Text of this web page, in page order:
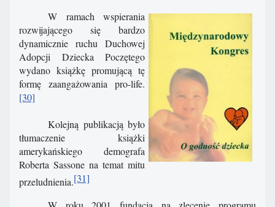
W ramach wspierania
rozwijającego się bardzo
dynamicznie ruchu Duchowej
Adopcji Dziecka Poczętego
wydano książkę promującą tę
formę zaangażowania pro-life.
[30]
Kolejną publikacją było
tłumaczenie książki
amerykańskiego demografa
Roberta Sassone na temat mitu
przeludnienia.[31]